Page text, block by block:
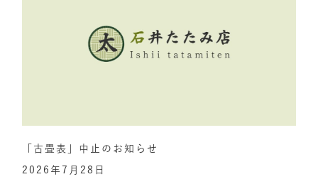
「古畳表」中止のお知らせ
2026年7月28日